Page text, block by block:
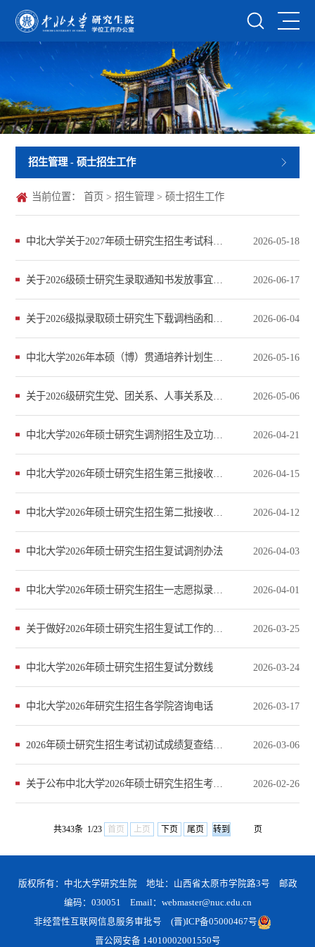
招生管理 - 硕士招生工作
当前位置： 首页> 招生管理> 硕士招生工作
中北大学关于2027年硕士研究生招生考试科目调整的通知 2026-05-18
关于2026级硕士研究生录取通知书发放事宜的通知 2026-06-17
关于2026级拟录取硕士研究生下载调档函和确认录取通知书邮寄信息工作的通知 2026-06-04
中北大学2026年本硕（博）贯通培养计划生拟录取名单公示 2026-05-16
关于2026级研究生党、团关系、人事关系及户口转接事宜温馨提示 2026-05-06
中北大学2026年硕士研究生调剂招生及立功表彰退役军人免初试考生拟录取名单公示 2026-04-21
中北大学2026年硕士研究生招生第三批接收调剂公告及专业目录 2026-04-15
中北大学2026年硕士研究生招生第二批接收调剂公告及专业目录 2026-04-12
中北大学2026年硕士研究生招生复试调剂办法 2026-04-03
中北大学2026年硕士研究生招生一志愿拟录取名单公示 2026-04-01
关于做好2026年硕士研究生招生复试工作的通知 2026-03-25
中北大学2026年硕士研究生招生复试分数线 2026-03-24
中北大学2026年研究生招生各学院咨询电话 2026-03-17
2026年硕士研究生招生考试初试成绩复查结果公示 2026-03-06
关于公布中北大学2026年硕士研究生招生考试初试成绩的公告 2026-02-26
共343条 1/23 首页 上页 下页 尾页 页
版权所有：中北大学研究生院 地址：山西省太原市学院路3号 邮政
编码：030051 Email：webmaster@nuc.edu.cn
非经营性互联网信息服务审批号 (晋)ICP备05000467号
晋公网安备 14010002001550号